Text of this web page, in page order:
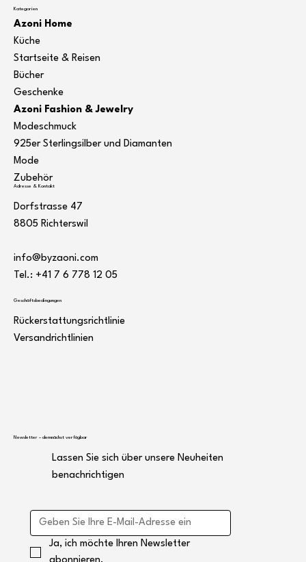
Kategorien
Azoni Home
Küche
Startseite & Reisen
Bücher
Geschenke
Azoni Fashion & Jewelry
Modeschmuck
925er Sterlingsilber und Diamanten
Mode
Zubehör
Adresse & Kontakt
Dorfstrasse 47
8805 Richterswil
info@byzaoni.com
Tel.: +41 7 6 778 12 05
Geschäftsbedingungen
Rückerstattungsrichtlinie
Versandrichtlinien
Newsletter – demnächst verfügbar
Lassen Sie sich über unsere Neuheiten
benachrichtigen
Ja, ich möchte Ihren Newsletter